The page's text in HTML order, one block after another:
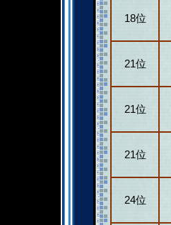
18位
21位
21位
21位
24位